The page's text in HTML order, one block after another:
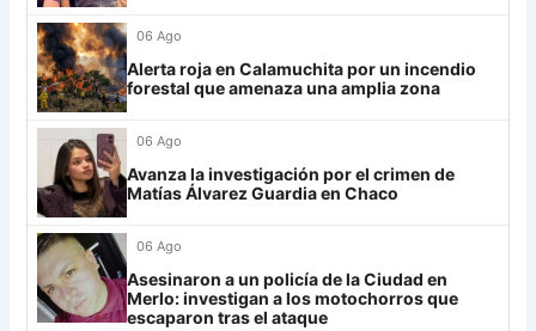
Always Ready
Grupo H
IDV
Rosario Central
UCV FC
Libertad
06 Ago
Alerta roja en Calamuchita por un incendio
forestal que amenaza una amplia zona
06 Ago
Avanza la investigación por el crimen de
Matías Álvarez Guardia en Chaco
06 Ago
Asesinaron a un policía de la Ciudad en
Merlo: investigan a los motochorros que
escaparon tras el ataque